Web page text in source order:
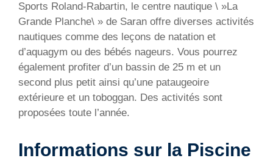
Sports Roland-Rabartin, le centre nautique \ »La
Grande Planche\ » de Saran offre diverses activités
nautiques comme des leçons de natation et
d’aquagym ou des bébés nageurs. Vous pourrez
également profiter d’un bassin de 25 m et un
second plus petit ainsi qu’une pataugeoire
extérieure et un toboggan. Des activités sont
proposées toute l’année.
Informations sur la Piscine